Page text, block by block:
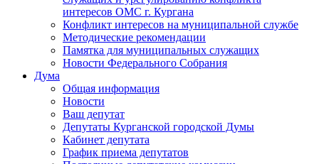
интересов ОМС г. Кургана
Конфликт интересов на муниципальной службе
Методические рекомендации
Памятка для муниципальных служащих
Новости Федерального Cобрания
Дума
Общая информация
Новости
Ваш депутат
Депутаты Курганской городской Думы
Кабинет депутата
График приема депутатов